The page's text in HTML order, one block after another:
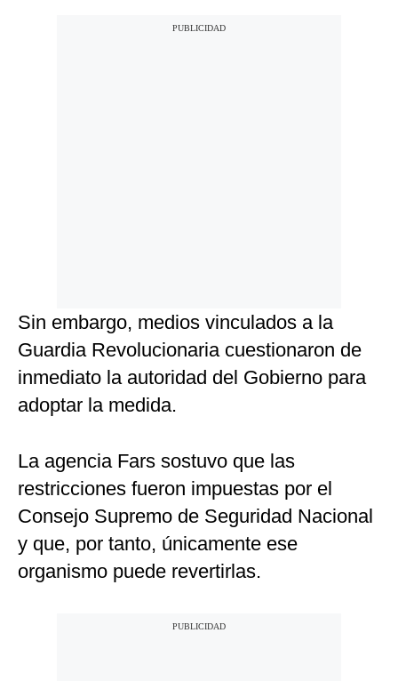
Sin embargo, medios vinculados a la
Guardia Revolucionaria cuestionaron de
inmediato la autoridad del Gobierno para
adoptar la medida.
La agencia Fars sostuvo que las
restricciones fueron impuestas por el
Consejo Supremo de Seguridad Nacional
y que, por tanto, únicamente ese
organismo puede revertirlas.